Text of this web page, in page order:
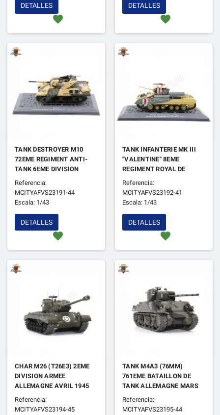
favorite
DETALLES
favorite
DETALLES
TANK DESTROYER M10
72EME REGIMENT ANTI-
TANK 6EME DIVISION
BLINDEE ITALIE AOÛT
1944
Referencia:
MCITYAFVS23191-44
Escala: 1/43
favorite
DETALLES
TANK INFANTERIE MK III
"VALENTINE" 8EME
REGIMENT ROYAL DE
TANK LIBYE NOVEMBRE
1941
Referencia:
MCITYAFVS23192-41
Escala: 1/43
favorite
DETALLES
CHAR M26 (T26E3) 2EME
DIVISION ARMEE
ALLEMAGNE AVRIL 1945
Referencia:
MCITYAFVS23194-45
TANK M4A3 (76MM)
761EME BATAILLON DE
TANK ALLEMAGNE MARS
1944
Referencia:
MCITYAFVS23195-44